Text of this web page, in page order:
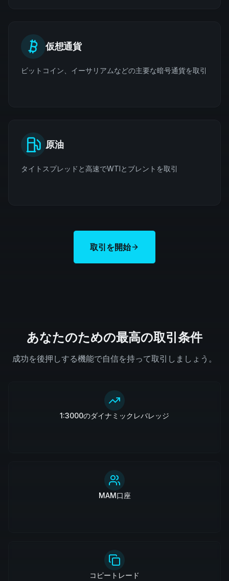
仮想通貨
ビットコイン、イーサリアムなどの主要な暗号通貨を取引
原油
タイトスプレッドと高速でWTIとブレントを取引
取引を開始
あなたのための最高の取引条件
成功を後押しする機能で自信を持って取引しましょう。
1:3000のダイナミックレバレッジ
MAM口座
コピートレード